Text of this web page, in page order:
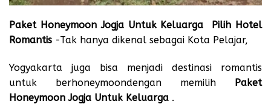
Paket Honeymoon Jogja Untuk Keluarga Pilih Hotel
Romantis -Tak hanya dikenal sebagai Kota Pelajar,
Yogyakarta juga bisa menjadi destinasi romantis
untuk berhoneymoondengan memilih
Paket
Honeymoon Jogja Untuk Keluarga .